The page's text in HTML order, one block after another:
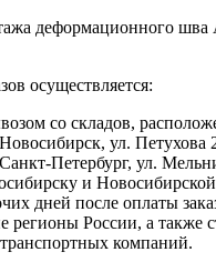
осуществляется:
со складов,
ул. Петухова
Петербург, ул.
и Новосибирской
дней после оплаты
регионы России, а также
компаний.